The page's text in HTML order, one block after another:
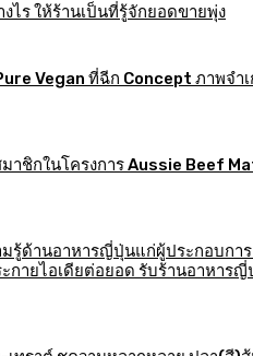
ไร ให้ร้านเป็นที่รู้จักยอดขายพุ่ง
Vegan ที่ฉีก Concept ภาพจำเ
มาชิกในโครงการ Aussie Beef
มรู้ด้านอาหารญี่ปุ่นแก่ผู้ประกอบกา
กายไอเดียต่อยอด รับร้านอาหาร